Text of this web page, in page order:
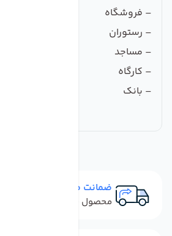
– فروشگاه
– رستوران
– مساجد
– کارگاه
– بانک
ضمانت مرجوعی
محصول نباید آسیب دیده باشد